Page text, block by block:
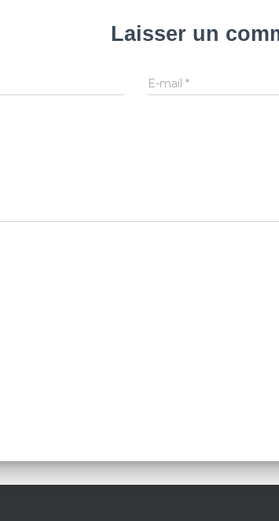
Laisser un
E-mail*